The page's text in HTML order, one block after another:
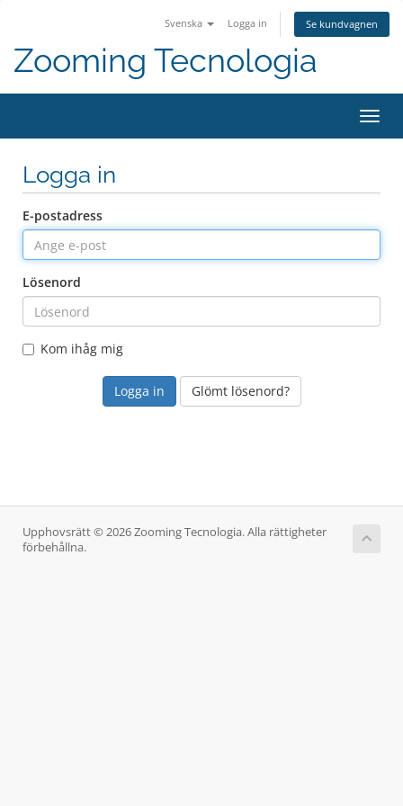
Svenska Logga in Se kundvagnen
Zooming Tecnologia
Växla
Logga in
E-postadress
Lösenord
Kom ihåg mig
Glömt lösenord?
Upphovsrätt © 2026 Zooming Tecnologia. Alla rättigheter
förbehållna.